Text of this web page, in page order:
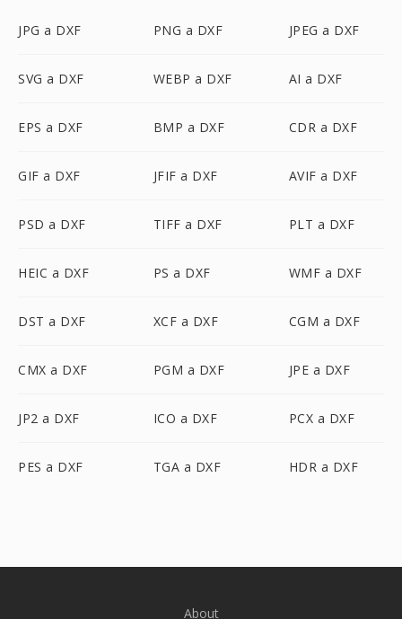
JPG a DXF PNG a DXF JPEG a DXF
SVG a DXF WEBP a DXF AI a DXF
EPS a DXF BMP a DXF CDR a DXF
GIF a DXF JFIF a DXF AVIF a DXF
PSD a DXF TIFF a DXF PLT a DXF
HEIC a DXF PS a DXF WMF a DXF
DST a DXF XCF a DXF CGM a DXF
CMX a DXF PGM a DXF JPE a DXF
JP2 a DXF ICO a DXF PCX a DXF
PES a DXF TGA a DXF HDR a DXF
About